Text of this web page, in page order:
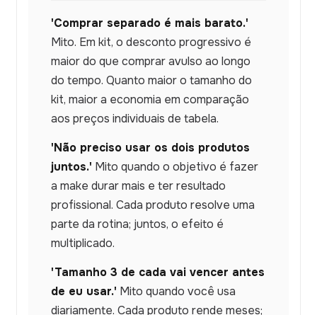
'Comprar separado é mais barato.'
Mito. Em kit, o desconto progressivo é
maior do que comprar avulso ao longo
do tempo. Quanto maior o tamanho do
kit, maior a economia em comparação
aos preços individuais de tabela.
'Não preciso usar os dois produtos
juntos.' Mito quando o objetivo é fazer
a make durar mais e ter resultado
profissional. Cada produto resolve uma
parte da rotina; juntos, o efeito é
multiplicado.
'Tamanho 3 de cada vai vencer antes
de eu usar.' Mito quando você usa
diariamente. Cada produto rende meses;